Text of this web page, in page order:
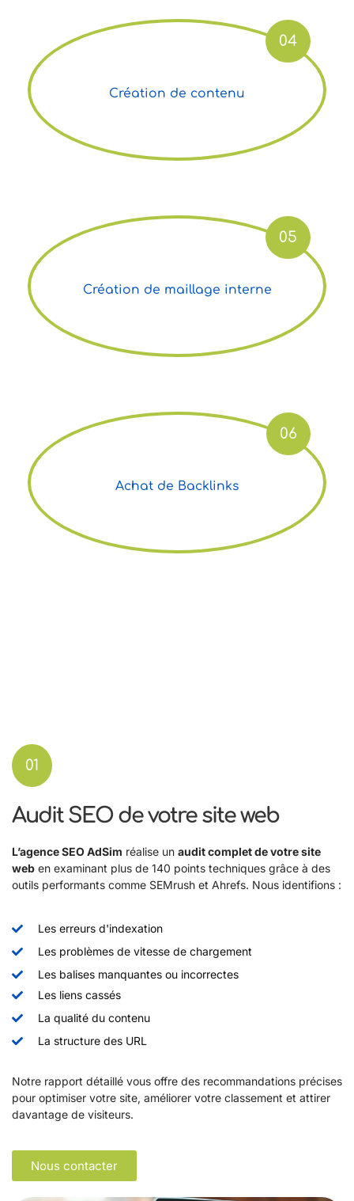
04
Création de contenu
05
Création de maillage interne
06
Achat de Backlinks
01
Audit SEO de votre site web
L’agence SEO AdSim réalise un audit complet de votre site
web en examinant plus de 140 points techniques grâce à des
outils performants comme SEMrush et Ahrefs. Nous identifions :
Les erreurs d'indexation
Les problèmes de vitesse de chargement
Les balises manquantes ou incorrectes
Les liens cassés
La qualité du contenu
La structure des URL
Notre rapport détaillé vous offre des recommandations précises
pour optimiser votre site, améliorer votre classement et attirer
davantage de visiteurs.
Nous contacter